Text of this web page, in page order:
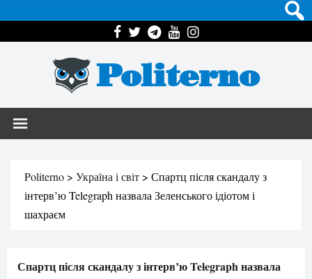
Politerno
Politerno > Україна і світ > Спартц після скандалу з
інтерв’ю Telegraph назвала Зеленського ідіотом і
шахраєм
Спартц після скандалу з інтерв’ю Telegraph назвала